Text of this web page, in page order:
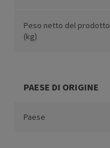
Peso netto del prodotto
(kg)
PAESE DI ORIGINE
Paese